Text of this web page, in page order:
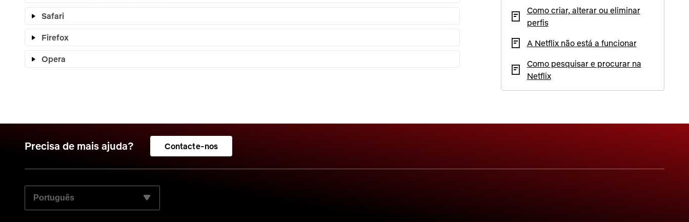
Safari
Firefox
Opera
Como criar, alterar ou eliminar
perfis
A Netflix não está a funcionar
Como pesquisar e procurar na
Netflix
Precisa de mais ajuda? Contacte-nos
SELECIONE O SEU IDIOMA PREFERIDO: